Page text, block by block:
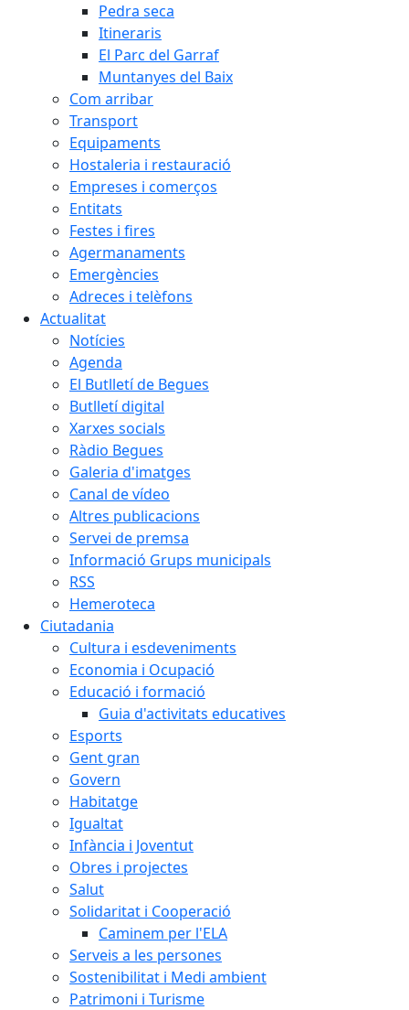
Pedra seca
Itineraris
El Parc del Garraf
Muntanyes del Baix
Com arribar
Transport
Equipaments
Hostaleria i restauració
Empreses i comerços
Entitats
Festes i fires
Agermanaments
Emergències
Adreces i telèfons
Actualitat
Notícies
Agenda
El Butlletí de Begues
Butlletí digital
Xarxes socials
Ràdio Begues
Galeria d'imatges
Canal de vídeo
Altres publicacions
Servei de premsa
Informació Grups municipals
RSS
Hemeroteca
Ciutadania
Cultura i esdeveniments
Economia i Ocupació
Educació i formació
Guia d'activitats educatives
Esports
Gent gran
Govern
Habitatge
Igualtat
Infància i Joventut
Obres i projectes
Salut
Solidaritat i Cooperació
Caminem per l'ELA
Serveis a les persones
Sostenibilitat i Medi ambient
Patrimoni i Turisme